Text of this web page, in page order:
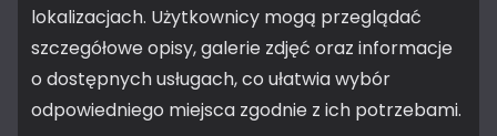
lokalizacjach. Użytkownicy mogą przeglądać
szczegółowe opisy, galerie zdjęć oraz informacje
o dostępnych usługach, co ułatwia wybór
odpowiedniego miejsca zgodnie z ich potrzebami.